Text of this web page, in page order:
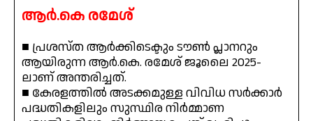
ആർ.കെ രമേശ്
■ പ്രശസ്ത ആർക്കിടെക്ടും ടൗൺ പ്ലാനറും
ആയിരുന്ന ആർ.കെ. രമേശ് ജൂലൈ 2025-
ലാണ് അന്തരിച്ചത്.
■ കേരളത്തിൽ അടക്കമുള്ള വിവിധ സർക്കാർ
പദ്ധതികളിലും സുസ്ഥിര നിർമ്മാണ